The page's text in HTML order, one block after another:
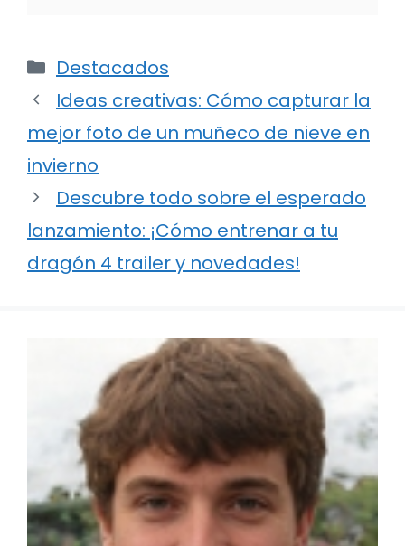
Categorías
Destacados
Ideas creativas: Cómo capturar la
mejor foto de un muñeco de nieve en
invierno
Descubre todo sobre el esperado
lanzamiento: ¡Cómo entrenar a tu
dragón 4 trailer y novedades!